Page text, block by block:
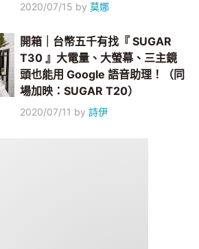
2020/07/15 by莫娜
開箱｜台幣五千有找『 SUGAR
T30 』大電量、大螢幕、三主鏡
頭也能用 Google 語音助理！（同
場加映：SUGAR T20）
2020/07/11 by詩伊